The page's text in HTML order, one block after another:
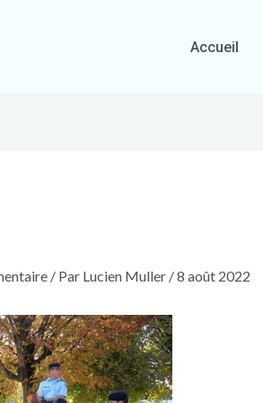
Accueil
/ Par Lucien Muller /8 août 2022